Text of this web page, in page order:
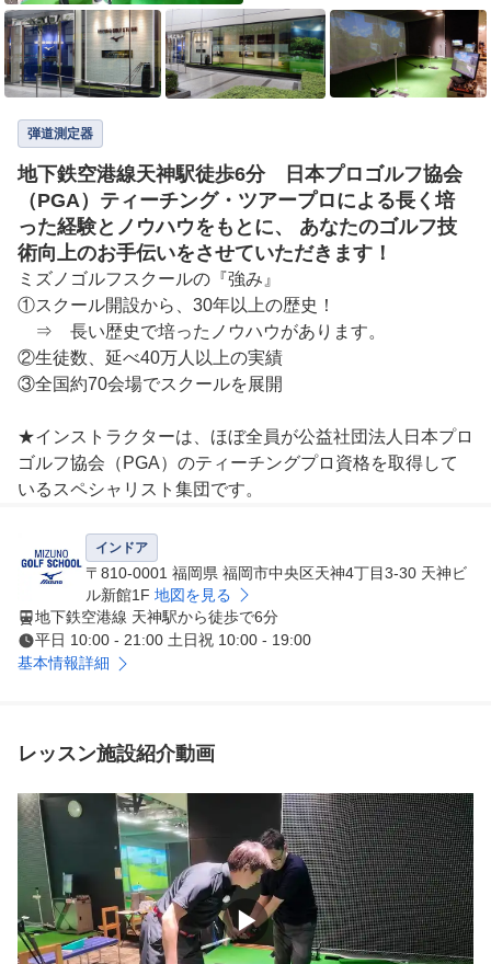
弾道測定器
地下鉄空港線天神駅徒歩6分 日本プロゴルフ協会
（PGA）ティーチング・ツアープロによる長く培
った経験とノウハウをもとに、 あなたのゴルフ技
術向上のお手伝いをさせていただきます！
ミズノゴルフスクールの『強み』
①スクール開設から、30年以上の歴史！
⇒　長い歴史で培ったノウハウがあります。
②生徒数、延べ40万人以上の実績
③全国約70会場でスクールを展開
★インストラクターは、ほぼ全員が公益社団法人日本プロ
ゴルフ協会（PGA）のティーチングプロ資格を取得して
いるスペシャリスト集団です。
インドア
〒810-0001 福岡県 福岡市中央区天神4丁目3-30 天神ビ
ル新館1F 地図を見る
地下鉄空港線 天神駅から徒歩で6分
平日 10:00 - 21:00 土日祝 10:00 - 19:00
基本情報詳細
レッスン施設紹介動画
▶